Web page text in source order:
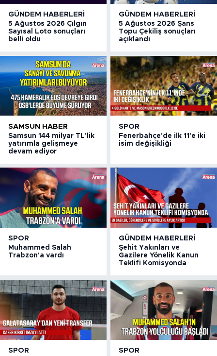
GÜNDEM HABERLERI
5 Ağustos 2026 Çılgın
Sayısal Loto sonuçları
belli oldu
GÜNDEM HABERLERI
5 Ağustos 2026 Şans
Topu Çekiliş sonuçları
açıklandı
SAMSUN HABER
Samsun 144 milyar TL'lik
yatırımla gelişmeye
devam ediyor
SPOR
Fenerbahçe'de ilk 11'e iki
isim değişikliği
SPOR
Muhammed Salah
Trabzon'a vardı
GÜNDEM HABERLERI
Şehit Yakınları ve
Gazilere Yönelik Kanun
Teklifi Komisyonda
SPOR SPOR